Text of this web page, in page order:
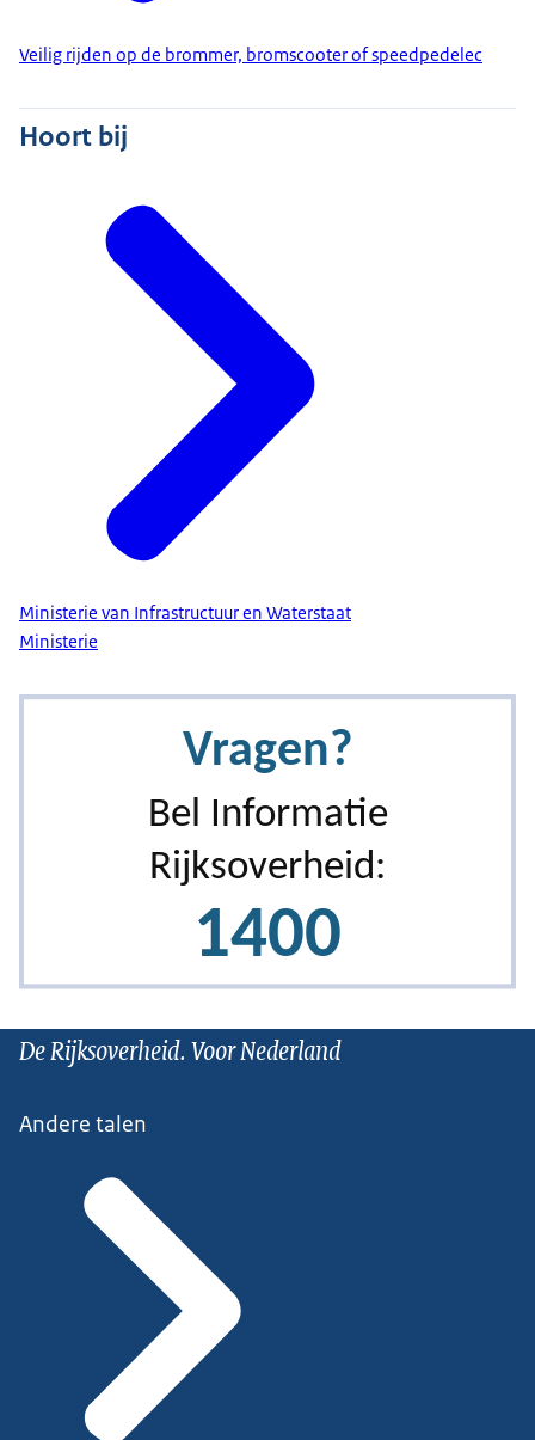
Veilig rijden op de brommer, bromscooter of speedpedelec
Hoort bij
Ministerie van Infrastructuur en Waterstaat
Ministerie
De Rijksoverheid. Voor Nederland
Andere talen